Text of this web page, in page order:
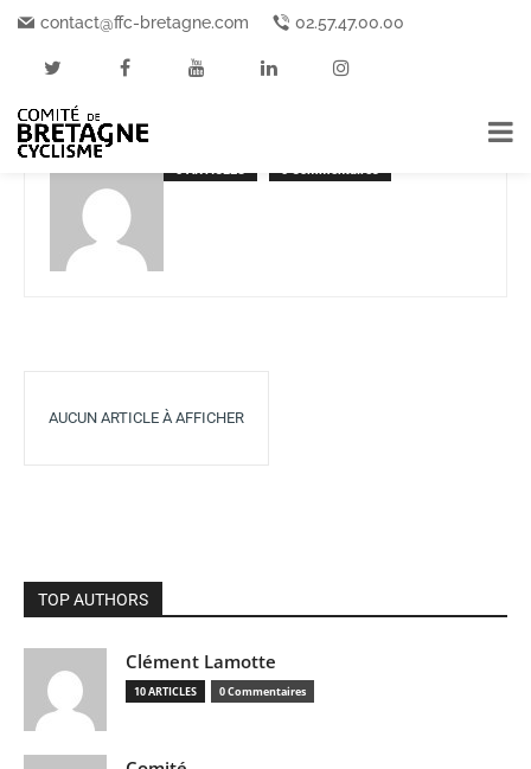
contact@ffc-bretagne.com 02.57.47.00.00
Accueil Auteurs Articles postés par testcd
TESTCD
0 ARTICLES 0 Commentaires
AUCUN ARTICLE À AFFICHER
TOP AUTHORS
Clément Lamotte
10 ARTICLES 0 Commentaires